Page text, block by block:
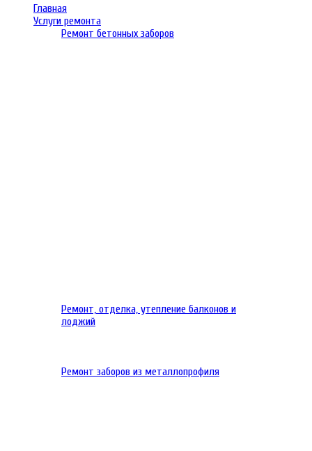
Главная
Услуги ремонта
Ремонт бетонных заборов
Ремонт, отделка, утепление балконов и
лоджий
Ремонт заборов из металлопрофиля